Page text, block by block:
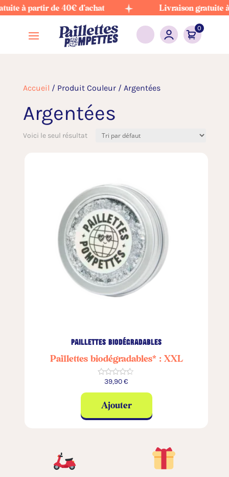
à partir de 40€ d'achat Livraison gratuite à
0
Accueil / Produit Couleur / Argentées
Argentées
Voici le seul résultat
paillettes biodégradables
Paillettes biodégradables* : XXL
★★★★★
39,90€
Ajouter